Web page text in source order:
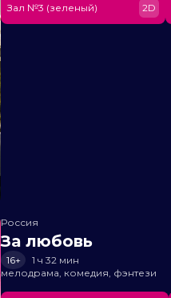
Зал №3 (зеленый)
2D
Россия
За любовь
16+
1 ч 32 мин
мелодрама, комедия, фэнтези